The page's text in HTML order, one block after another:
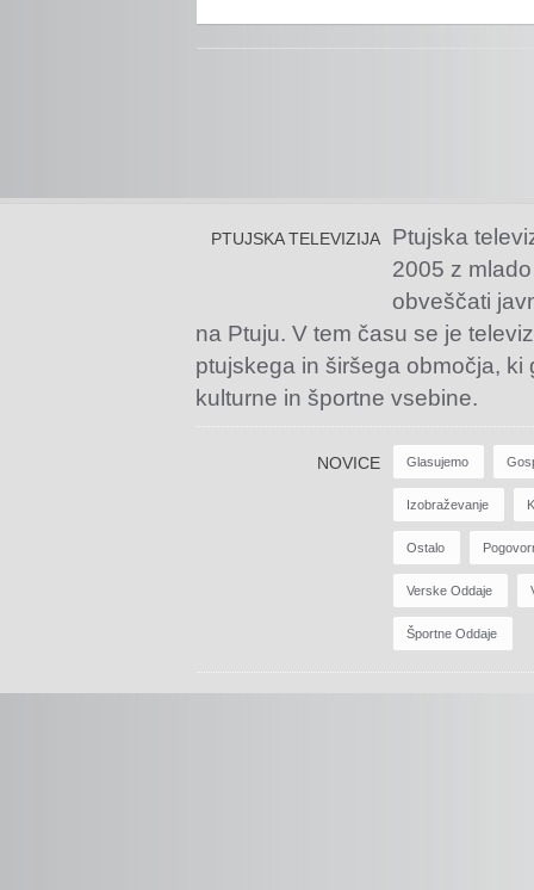
PTUJSKA TELEVIZIJA
Ptujska
2005 z
obveščati
na Ptuju. V tem času se je
ptujskega in širšega območja,
kulturne in športne vsebine.
NOVICE Glasujemo
Izobraževanje
Ostalo
Verske Oddaje
Športne Oddaje